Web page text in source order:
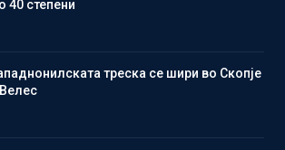
40 степени
треска се шири во Скопје